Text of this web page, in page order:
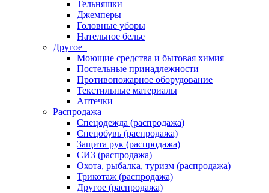
Тельняшки
Джемперы
Головные уборы
Нательное белье
Другое
Моющие средства и бытовая химия
Постельные принадлежности
Противопожарное оборудование
Текстильные материалы
Аптечки
Распродажа
Спецодежда (распродажа)
Спецобувь (распродажа)
Защита рук (распродажа)
СИЗ (распродажа)
Охота, рыбалка, туризм (распродажа)
Трикотаж (распродажа)
Другое (распродажа)